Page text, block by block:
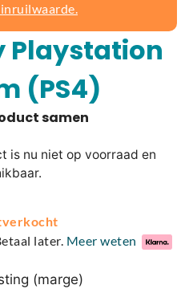
Playstation
(PS4)
is nu niet op voorraad en
later. Meer weten
(marge)